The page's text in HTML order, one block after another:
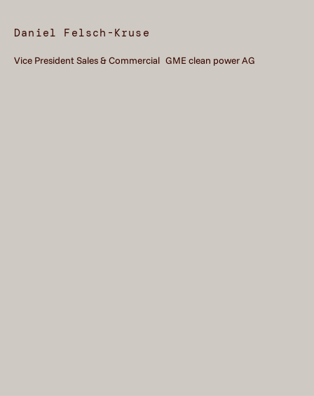
Daniel Felsch-Kruse
Vice President Sales & Commercial GME clean power AG